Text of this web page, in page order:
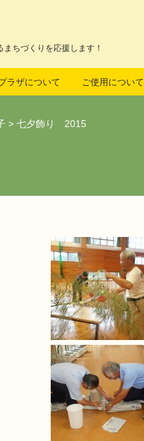
ちづくりを応援します！
ラザについて ご使用について
> 七夕飾り 2015